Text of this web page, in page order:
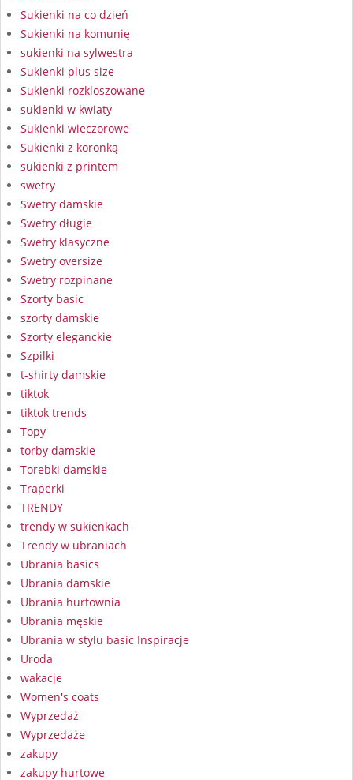
Sukienki na co dzień
Sukienki na komunię
sukienki na sylwestra
Sukienki plus size
Sukienki rozkloszowane
sukienki w kwiaty
Sukienki wieczorowe
Sukienki z koronką
sukienki z printem
swetry
Swetry damskie
Swetry długie
Swetry klasyczne
Swetry oversize
Swetry rozpinane
Szorty basic
szorty damskie
Szorty eleganckie
Szpilki
t-shirty damskie
tiktok
tiktok trends
Topy
torby damskie
Torebki damskie
Traperki
TRENDY
trendy w sukienkach
Trendy w ubraniach
Ubrania basics
Ubrania damskie
Ubrania hurtownia
Ubrania męskie
Ubrania w stylu basic Inspiracje
Uroda
wakacje
Women's coats
Wyprzedaż
Wyprzedaże
zakupy
zakupy hurtowe